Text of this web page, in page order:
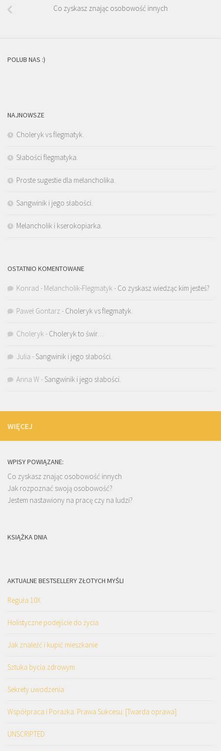
Co zyskasz znając osobowość innych
POLUB NAS :)
NAJNOWSZE
Choleryk vs flegmatyk.
Słabości flegmatyka.
Proste sugestie dla melancholika.
Sangwinik i jego słabości.
Melancholik i kserokopiarka.
OSTATNIO KOMENTOWANE
Konrad - Melancholik-Flegmatyk- Co zyskasz wiedząc kim jesteś?
Paweł Gontarz - Choleryk vs flegmatyk.
Choleryk- Choleryk to świr…
Julia - Sangwinik i jego słabości.
Anna W - Sangwinik i jego słabości.
WIĘCEJ
WPISY POWIĄZANE:
Co zyskasz znając osobowość innych
Jak rozpoznać swoją osobowość?
Jestem nastawiony na pracę czy na ludzi?
KSIĄŻKA DNIA
AKTUALNE BESTSELLERY ZŁOTYCH MYŚLI
Reguła 10X
Holistyczne podejście do życia
Jak znaleźć i kupić mieszkanie
Sztuka bycia zdrowym
Sekrety uwodzenia
Współpraca i Porażka. Prawa Sukcesu. [Twarda oprawa]
UNSCRIPTED